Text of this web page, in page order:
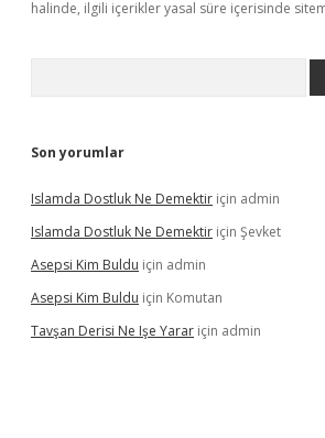
halinde, ilgili içerikler yasal süre içerisinde
Son yorumlar
Islamda Dostluk Ne Demektir için admin
Islamda Dostluk Ne Demektir için Şevket
Asepsi Kim Buldu için admin
Asepsi Kim Buldu için Komutan
Tavşan Derisi Ne Işe Yarar için admin